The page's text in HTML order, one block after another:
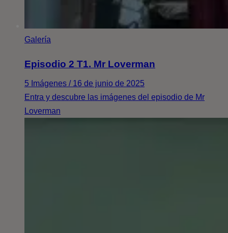
Galería
Episodio 2 T1. Mr Loverman
5 Imágenes / 16 de junio de 2025
Entra y descubre las imágenes del episodio de Mr
Loverman